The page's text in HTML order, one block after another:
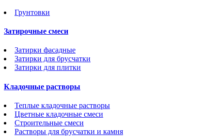
Грунтовки
Затирочные смеси
Затирки фасадные
Затирки для брусчатки
Затирки для плитки
Кладочные растворы
Теплые кладочные растворы
Цветные кладочные смеси
Строительные смеси
Растворы для брусчатки и камня